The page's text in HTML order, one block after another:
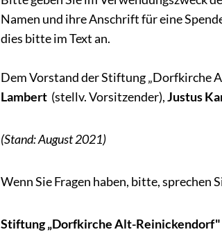
Namen und ihre Anschrift für eine
dies bitte im Text an.
Dem Vorstand der Stiftung „Dorfkirche
Lambert (stellv. Vorsitzender),Justus
(Stand: August 2021)
Wenn Sie Fragen haben, bitte, sprechen
Stiftung „Dorfkirche Alt-Reinickendorf"